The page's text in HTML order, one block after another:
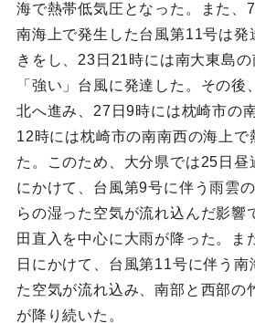
海で熱帯低気圧となった。また、
南海上で発生した台風第11号は発
きをし、23日21時には南大東島
「強い」台風に発達した。その後
北へ進み、27日9時には枕崎市の
12時には枕崎市の南南西の海上で
た。このため、大分県では25日昼
にかけて、台風第9号に伴う雨雲
らの湿った空気が流れ込んだ影響
田直入を中心に大雨が降った。ま
日にかけて、台風第11号に伴う南
た空気が流れ込み、南部と西部の
が降り続いた。